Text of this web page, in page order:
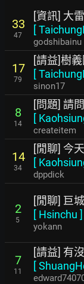
33
47
[資訊] 大
[
godshibainu
17
79
[請益]樹
[
sinon17
8
14
[問題] 請
[
createitem
14
34
[閒聊] 今
[
dppdick
2
5
[閒聊] 巨
[ Hsinchu ]
yokann
7
11
[請益] 有
[